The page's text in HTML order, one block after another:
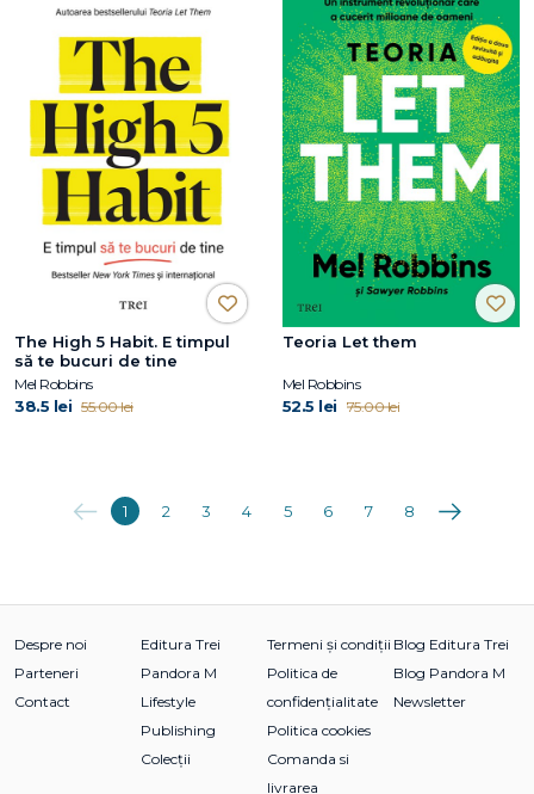
The High 5 Habit. E timpul
să te bucuri de tine
Mel Robbins
38.5 lei 55.00 lei
Teoria Let them
Mel Robbins
52.5 lei 75.00 lei
Anterioara
1 2 3 4 5 6 7 8 Următoarea
Despre noi
Parteneri
Contact
Editura Trei
Pandora M
Lifestyle
Publishing
Colecții
Termeni și condiții
Politica de
confidențialitate
Politica cookies
Comanda si
livrarea
Blog Editura Trei
Blog Pandora M
Newsletter